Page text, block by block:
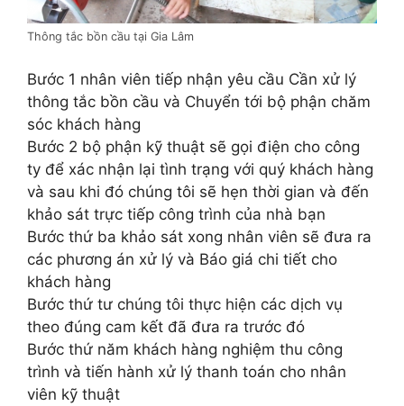
Thông tắc bồn cầu tại Gia Lâm
Bước 1 nhân viên tiếp nhận yêu cầu Cần xử lý
thông tắc bồn cầu và Chuyển tới bộ phận chăm
sóc khách hàng
Bước 2 bộ phận kỹ thuật sẽ gọi điện cho công
ty để xác nhận lại tình trạng với quý khách hàng
và sau khi đó chúng tôi sẽ hẹn thời gian và đến
khảo sát trực tiếp công trình của nhà bạn
Bước thứ ba khảo sát xong nhân viên sẽ đưa ra
các phương án xử lý và Báo giá chi tiết cho
khách hàng
Bước thứ tư chúng tôi thực hiện các dịch vụ
theo đúng cam kết đã đưa ra trước đó
Bước thứ năm khách hàng nghiệm thu công
trình và tiến hành xử lý thanh toán cho nhân
viên kỹ thuật